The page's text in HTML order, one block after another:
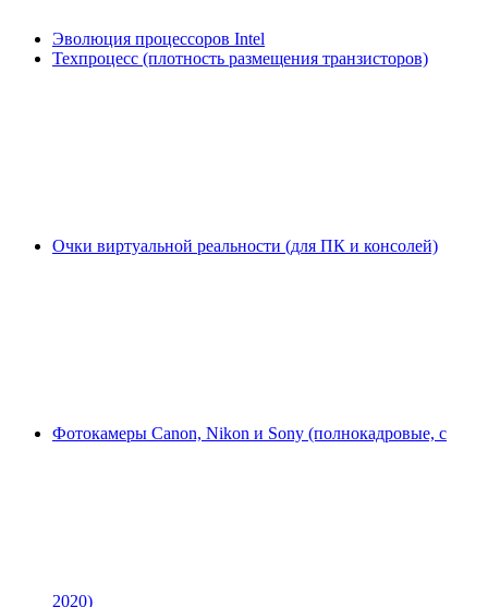
Эволюция процессоров Intel
Техпроцесс (плотность размещения транзисторов)
Очки виртуальной реальности (для ПК и консолей)
Фотокамеры Canon, Nikon и Sony (полнокадровые, с
2020)